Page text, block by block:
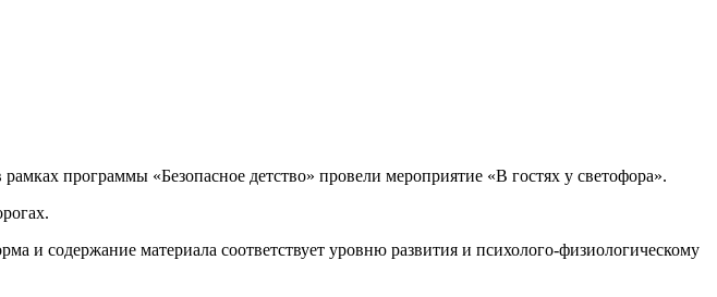
программы «Безопасное детство» провели мероприятие «В гостях у светофора».
и содержание материала соответствует уровню развития и психолого-физиологическому